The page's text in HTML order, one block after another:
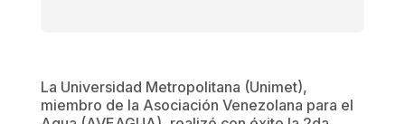
La Universidad Metropolitana (Unimet),
miembro de la Asociación Venezolana para el